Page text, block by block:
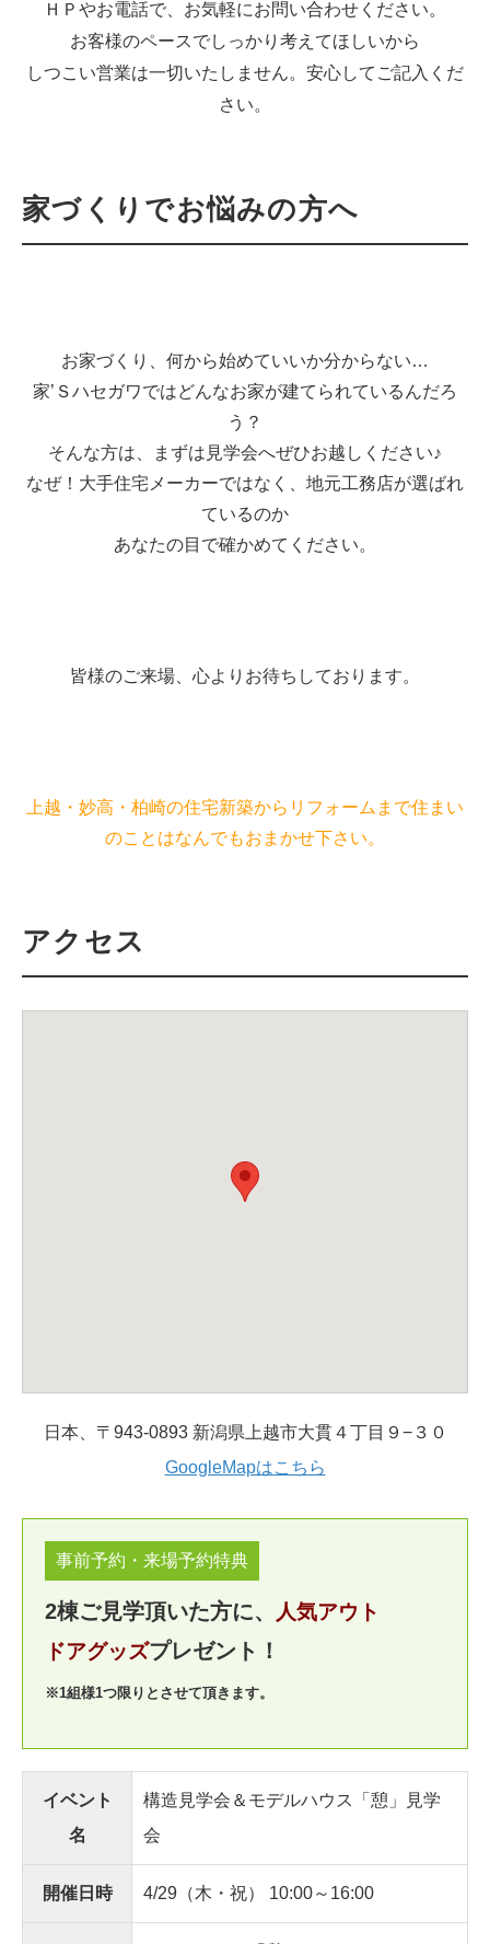
ＨＰやお電話で、お気軽にお問い合わせください。
お客様のペースでしっかり考えてほしいから
しつこい営業は一切いたしません。安心してご記入くだ
さい。
家づくりでお悩みの方へ
お家づくり、何から始めていいか分からない…
家’Ｓハセガワではどんなお家が建てられているんだろ
う？
そんな方は、まずは見学会へぜひお越しください♪
なぜ！大手住宅メーカーではなく、地元工務店が選ばれ
ているのか
あなたの目で確かめてください。
皆様のご来場、心よりお待ちしております。
上越・妙高・柏崎の住宅新築からリフォームまで住まい
のことはなんでもおまかせ下さい。
アクセス
日本、〒943-0893 新潟県上越市大貫４丁目９−３０
GoogleMapはこちら
事前予約・来場予約特典
2棟ご見学頂いた方に、
人気アウト
ドアグッズプレゼント！
※1組様1つ限りとさせて頂きます。
イベント
名
構造見学会＆モデルハウス「憩」見学
会
開催日時 4/29（木・祝） 10:00～16:00